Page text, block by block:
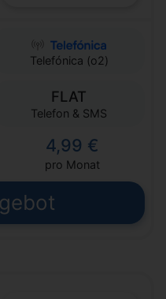
Telefónica (o2)
FLAT
Telefon & SMS
4,99 €
pro Monat